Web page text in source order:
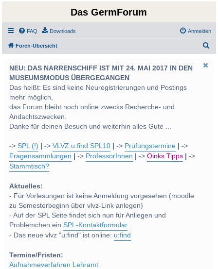
Das GermForum
FAQ Downloads Anmelden
Foren-Übersicht
NEU: DAS NARRENSCHIFF IST MIT 24. MAI 2017 IN DEN
MUSEUMSMODUS ÜBERGEGANGEN
Das heißt: Es sind keine Neuregistrierungen und Postings
mehr möglich,
das Forum bleibt noch online zwecks Recherche- und
Andachtszwecken.
Danke für deinen Besuch und weiterhin alles Gute ...
->SPL (!) ->VLVZ u:find SPL10 -> Prüfungstermine
->
Fragensammlungen
-> ProfessorInnen ->Oinks Tipps
->
Stammtisch?
Aktuelles:
- Für Vorlesungen ist keine Anmeldung vorgesehen (moodle
zu Semesterbeginn über vlvz-Link anlegen)
- Auf der SPL Seite findet sich nun für Anliegen und
Problemchen einSPL-Kontaktformular.
- Das neue vlvz "u:find" ist online: u:find
Termine/Fristen:
Aufnahmeverfahren Lehramt